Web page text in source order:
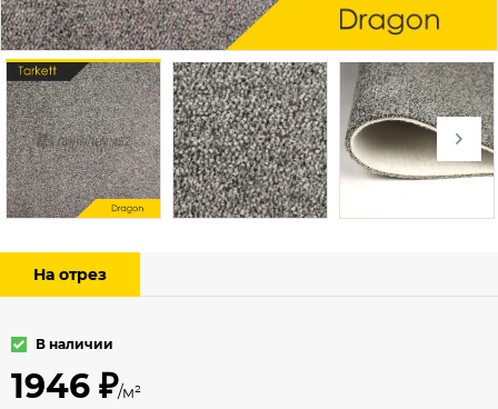
На отрез
В наличии
1946 ₽/м²